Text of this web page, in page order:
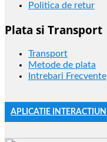
Politica de retur
Plata si Transport
Transport
Metode de plata
Intrebari Frecvente
APLICATIE INTERACTIUNI